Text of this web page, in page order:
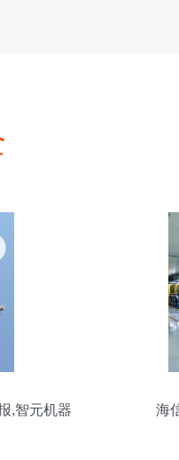
,智元机器
海